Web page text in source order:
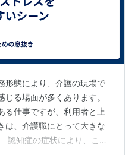
形態により、介護の現場で
る場面が多くあります。
る仕事ですが、利用者と上
は、介護職にとって大きな
認知症の症状により、こち